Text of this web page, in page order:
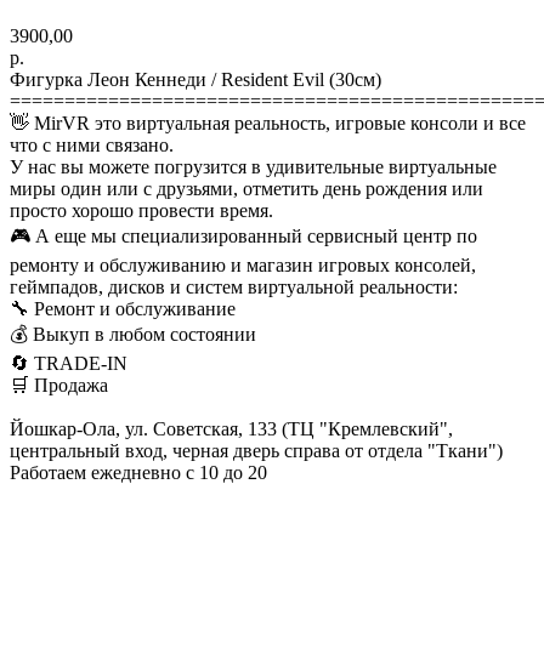
3900,00
р.
Фигурка Леон Кеннеди / Resident Evil (30см)
👋 MirVR это виртуальная реальность, игровые консоли и все
что с ними связано.
У нас вы можете погрузится в удивительные виртуальные
миры один или с друзьями, отметить день рождения или
просто хорошо провести время.
🎮 А еще мы специализированный сервисный центр по
ремонту и обслуживанию и магазин игровых консолей,
геймпадов, дисков и систем виртуальной реальности:
🔧 Ремонт и обслуживание
💰 Выкуп в любом состоянии
🔄 TRADE-IN
🛒 Продажа
Йошкар-Ола, ул. Советская, 133 (ТЦ "Кремлевский",
центральный вход, черная дверь справа от отдела "Ткани")
Работаем ежедневно с 10 до 20